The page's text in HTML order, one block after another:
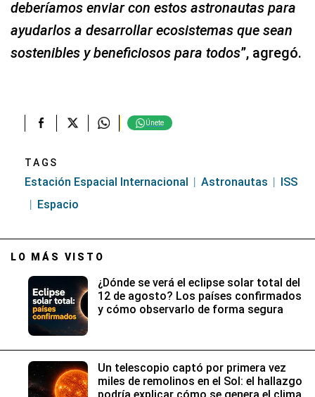
deberíamos enviar con estos astronautas para
ayudarlos a desarrollar ecosistemas que sean
sostenibles y beneficiosos para todos”, agregó.
Únete
TAGS
Estación Espacial Internacional Astronautas
ISS
Espacio
LO MÁS VISTO
¿Dónde se verá el eclipse solar total del
12 de agosto? Los países confirmados
y cómo observarlo de forma segura
Un telescopio captó por primera vez
miles de remolinos en el Sol: el hallazgo